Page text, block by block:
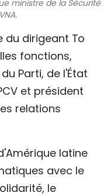
ministre de la Sécurité
du dirigeant To
fonctions,
Parti, de l'État
et président
relations
latine
avec le
le